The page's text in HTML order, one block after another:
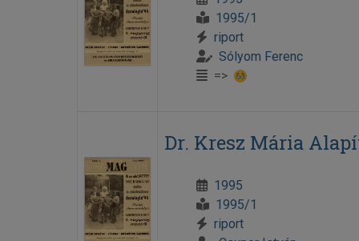
1995/1
riport
Sólyom Ferenc
=>
Dr. Kresz Mária
1995
1995/1
riport